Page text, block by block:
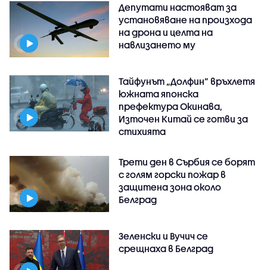
Депутати настояват за
установяване на произхода
на дрона и целта на
навлизането му
Тайфунът „Долфин” връхлетя
южната японска
префектура Окинава,
Източен Китай се готви за
стихията
Трети ден в Сърбия се борят
с голям горски пожар в
защитена зона около
Белград
Зеленски и Вучич се
срещнаха в Белград